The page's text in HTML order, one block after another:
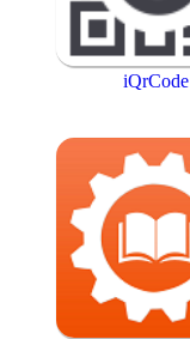
iQrCode